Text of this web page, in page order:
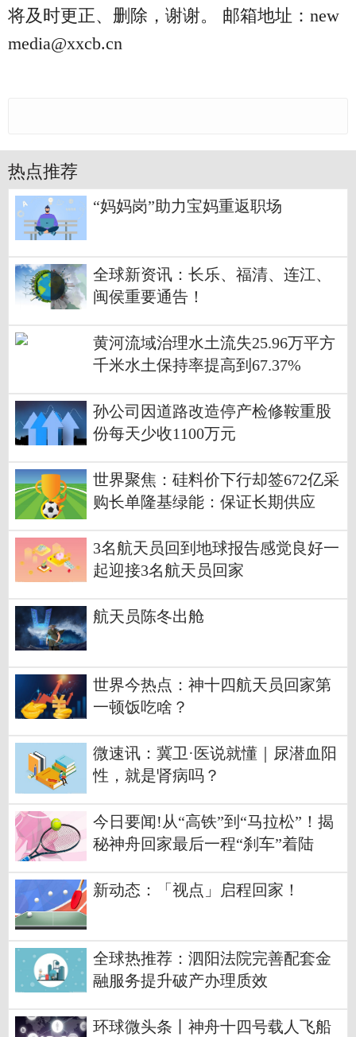
将及时更正、删除，谢谢。 邮箱地址：new
media@xxcb.cn
热点推荐
“妈妈岗”助力宝妈重返职场
全球新资讯：长乐、福清、连江、
闽侯重要通告！
黄河流域治理水土流失25.96万平方
千米水土保持率提高到67.37%
孙公司因道路改造停产检修鞍重股
份每天少收1100万元
世界聚焦：硅料价下行却签672亿采
购长单隆基绿能：保证长期供应
3名航天员回到地球报告感觉良好一
起迎接3名航天员回家
航天员陈冬出舱
世界今热点：神十四航天员回家第
一顿饭吃啥？
微速讯：冀卫·医说就懂｜尿潜血阳
性，就是肾病吗？
今日要闻!从“高铁”到“马拉松”！揭
秘神舟回家最后一程“刹车”着陆
新动态：「视点」启程回家！
全球热推荐：泗阳法院完善配套金
融服务提升破产办理质效
环球微头条丨神舟十四号载人飞船